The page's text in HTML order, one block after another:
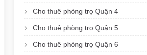
Cho thuê phòng trọ Quận 4
Cho thuê phòng trọ Quận 5
Cho thuê phòng trọ Quận 6